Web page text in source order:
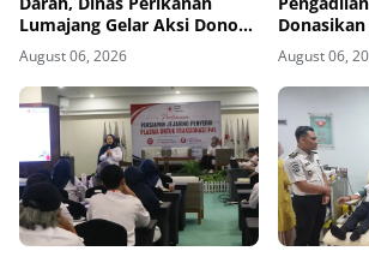
Lumajang Gelar Aksi Donor
Darah
August 06, 2026
Donasikan
Melalui
August 06,